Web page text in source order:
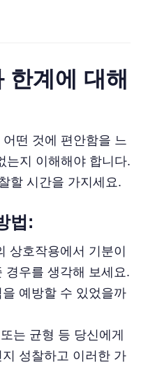
한계에 대해
떤 것에 편안함을 느
는지 이해해야 합니다.
할 시간을 가지세요.
법:
상호작용에서 기분이
경우를 생각해 보세요.
예방할 수 있었을까
는 균형 등 당신에게
성찰하고 이러한 가